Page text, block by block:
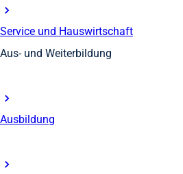
Service und Hauswirtschaft
Aus- und Weiterbildung
Ausbildung